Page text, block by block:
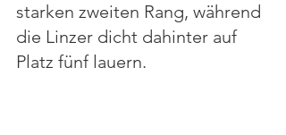
starken zweiten Rang, während
die Linzer dicht dahinter auf
Platz fünf lauern.